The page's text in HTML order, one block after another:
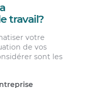
travail?
votre
de vos
sont les